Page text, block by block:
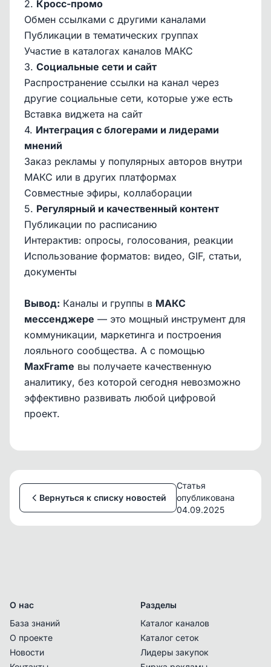
2. Кросс-промо
Обмен ссылками с другими каналами
Публикации в тематических группах
Участие в каталогах каналов МАКС
3. Социальные сети и сайт
Распространение ссылки на канал через
другие социальные сети, которые уже есть
Вставка виджета на сайт
4. Интеграция с блогерами и лидерами
мнений
Заказ рекламы у популярных авторов внутри
МАКС или в других платформах
Совместные эфиры, коллаборации
5. Регулярный и качественный контент
Публикации по расписанию
Интерактив: опросы, голосования, реакции
Использование форматов: видео, GIF, статьи,
документы
Вывод: Каналы и группы в МАКС
мессенджере — это мощный инструмент для
коммуникации, маркетинга и построения
лояльного сообщества. А с помощью
MaxFrame вы получаете качественную
аналитику, без которой сегодня невозможно
эффективно развивать любой цифровой
проект.
Вернуться к списку новостей
Статья
опубликована
04.09.2025
О нас
База знаний
О проекте
Новости
Разделы
Каталог каналов
Каталог сеток
Лидеры закупок